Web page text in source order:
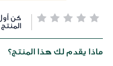
تخطي
بداية
معرض
كن
المنتج
ماذا يقدم لك هذا المنتج؟